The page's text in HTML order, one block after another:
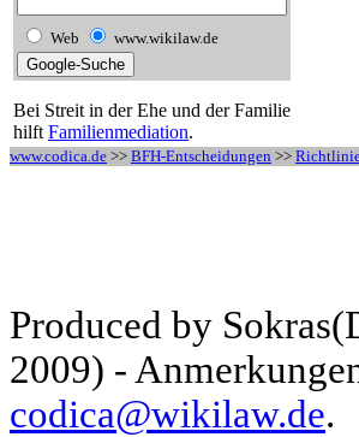
Web www.wikilaw.de
Bei Streit in der Ehe und der Familie
hilft Familienmediation.
www.codica.de >> BFH-Entscheidungen >>
Produced by
2009) -
codica@wikilaw.de.